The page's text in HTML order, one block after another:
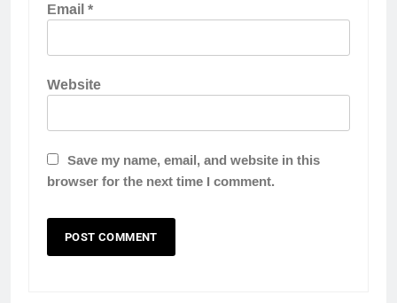
Email*
Website
Save my name, email, and website in this
browser for the next time I comment.